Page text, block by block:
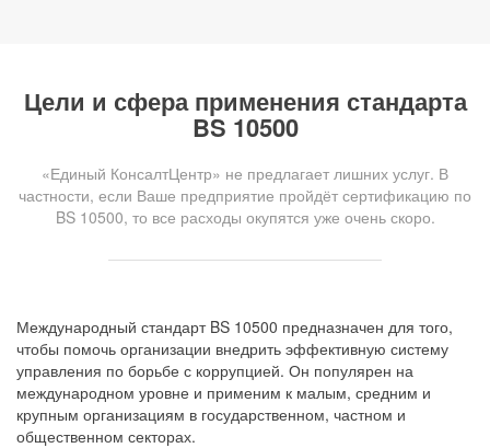
Цели и сфера применения стандарта
BS 10500
«Единый КонсалтЦентр» не предлагает лишних услуг. В
частности, если Ваше предприятие пройдёт сертификацию по
BS 10500, то все расходы окупятся уже очень скоро.
Международный стандарт BS 10500 предназначен для того,
чтобы помочь организации внедрить эффективную систему
управления по борьбе с коррупцией. Он популярен на
международном уровне и применим к малым, средним и
крупным организациям в государственном, частном и
общественном секторах.